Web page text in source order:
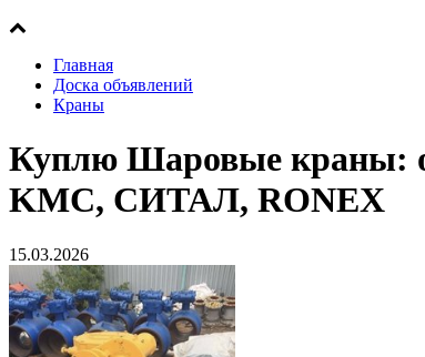
Главная
Доска объявлений
Краны
Куплю Шаровые краны:
KMC, СИТАЛ, RONEX
15.03.2026